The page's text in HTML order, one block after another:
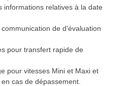
informations relatives à la date
de d'évaluation
pour transfert rapide de
pour vitesses Mini et Maxi et
cas de dépassement.